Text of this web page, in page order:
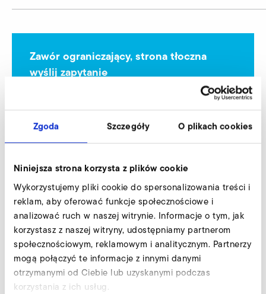
Zgoda Szczegóły O plikach cookies
Niniejsza strona korzysta z plików cookie
Wykorzystujemy pliki cookie do spersonalizowania treści i
reklam, aby oferować funkcje społecznościowe i
analizować ruch w naszej witrynie. Informacje o tym, jak
korzystasz z naszej witryny, udostępniamy partnerom
społecznościowym, reklamowym i analitycznym. Partnerzy
mogą połączyć te informacje z innymi danymi
otrzymanymi od Ciebie lub uzyskanymi podczas
korzystania z ich usług.
Zawór ograniczający, strona tłoczna
wyślij zapytanie
Nasi eksperci służą profesjonalną pomocą.
Zapytaj teraz
Zawór ograniczający, strona ssąca